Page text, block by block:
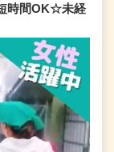
時間OK☆未経